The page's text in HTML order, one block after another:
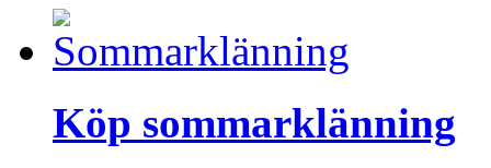
Köp sommarklänning